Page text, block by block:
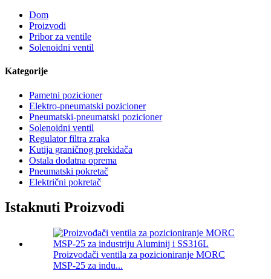
Dom
Proizvodi
Pribor za ventile
Solenoidni ventil
Kategorije
Pametni pozicioner
Elektro-pneumatski pozicioner
Pneumatski-pneumatski pozicioner
Solenoidni ventil
Regulator filtra zraka
Kutija graničnog prekidača
Ostala dodatna oprema
Pneumatski pokretač
Električni pokretač
Istaknuti Proizvodi
Proizvođači ventila za pozicioniranje MORC
MSP-25 za indu...